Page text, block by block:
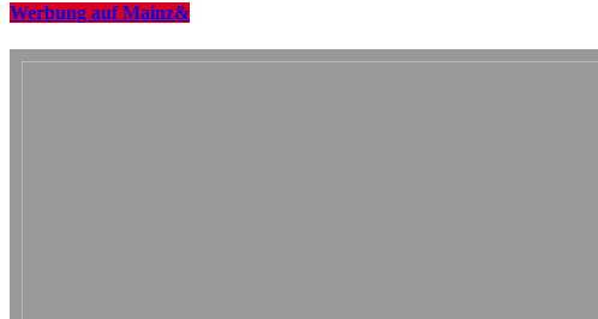
Werbung auf Mainz&